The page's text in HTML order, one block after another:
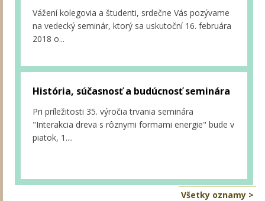
Vážení kolegovia a študenti, srdečne Vás pozývame
na vedecký seminár, ktorý sa uskutoční 16. februára
2018 o...
História, súčasnosť a budúcnosť seminára
Pri príležitosti 35. výročia trvania seminára
"Interakcia dreva s rôznymi formami energie" bude v
piatok, 1....
Všetky oznamy >